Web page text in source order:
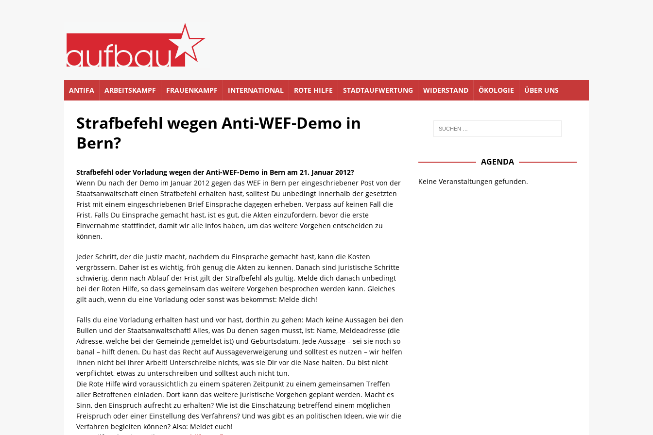
ANTIFA ARBEITSKAMPF FRAUENKAMPF INTERNATIONAL ROTE HILFE STADTAUFWERTUNG WIDERSTAND ÖKOLOGIE ÜBER UNS
Strafbefehl wegen Anti-WEF-Demo in
Bern?
Strafbefehl oder Vorladung wegen der Anti-WEF-Demo in Bern am 21. Januar 2012?
Wenn Du nach der Demo im Januar 2012 gegen das WEF in Bern per eingeschriebener Post von der
Staatsanwaltschaft einen Strafbefehl erhalten hast, solltest Du unbedingt innerhalb der gesetzten
Frist mit einem eingeschriebenen Brief Einsprache dagegen erheben. Verpass auf keinen Fall die
Frist. Falls Du Einsprache gemacht hast, ist es gut, die Akten einzufordern, bevor die erste
Einvernahme stattfindet, damit wir alle Infos haben, um das weitere Vorgehen entscheiden zu
können.
Jeder Schritt, der die Justiz macht, nachdem du Einsprache gemacht hast, kann die Kosten
vergrössern. Daher ist es wichtig, früh genug die Akten zu kennen. Danach sind juristische Schritte
schwierig, denn nach Ablauf der Frist gilt der Strafbefehl als gültig. Melde dich danach unbedingt
bei der Roten Hilfe, so dass gemeinsam das weitere Vorgehen besprochen werden kann. Gleiches
gilt auch, wenn du eine Vorladung oder sonst was bekommst: Melde dich!
Falls du eine Vorladung erhalten hast und vor hast, dorthin zu gehen: Mach keine Aussagen bei den
Bullen und der Staatsanwaltschaft! Alles, was Du denen sagen musst, ist: Name, Meldeadresse (die
Adresse, welche bei der Gemeinde gemeldet ist) und Geburtsdatum. Jede Aussage – sei sie noch so
banal – hilft denen. Du hast das Recht auf Aussageverweigerung und solltest es nutzen – wir helfen
ihnen nicht bei ihrer Arbeit! Unterschreibe nichts, was sie Dir vor die Nase halten. Du bist nicht
verpflichtet, etwas zu unterschreiben und solltest auch nicht tun.
Die Rote Hilfe wird voraussichtlich zu einem späteren Zeitpunkt zu einem gemeinsamen Treffen
aller Betroffenen einladen. Dort kann das weitere juristische Vorgehen geplant werden. Macht es
Sinn, den Einspruch aufrecht zu erhalten? Wie ist die Einschätzung betreffend einem möglichen
Freispruch oder einer Einstellung des Verfahrens? Und was gibt es an politischen Ideen, wie wir die
Verfahren begleiten können? Also: Meldet euch!
AGENDA
Keine Veranstaltungen gefunden.